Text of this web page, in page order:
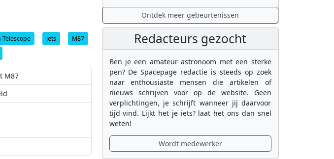
Telescope jets
M87
M87
Ontdek meer gebeurtenissen
Redacteurs gezocht
Ben je een amateur astronoom met een sterke
pen? De Spacepage redactie is steeds op zoek
naar enthousiaste mensen die artikelen of
nieuws schrijven voor op de website. Geen
verplichtingen, je schrijft wanneer jij daarvoor
tijd vind. Lijkt het je iets? laat het ons dan snel
weten!
Wordt medewerker